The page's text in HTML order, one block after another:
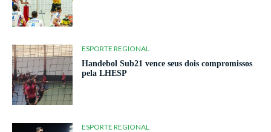
ESPORTE REGIONAL
Handebol Sub21 vence seus dois compromissos
pela LHESP
ESPORTE REGIONAL